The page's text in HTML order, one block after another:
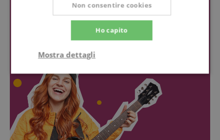
Ho capito
Non consentire cookies
Mostra dettagli
Strettamente
necessario
Prestazione
Targeting Funzionalità